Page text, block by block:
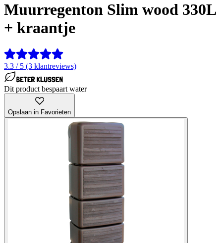
Muurregenton Slim wood 330L
+ kraantje
3.3 / 5 (3 klantreviews)
Dit product bespaart water
Opslaan in Favorieten